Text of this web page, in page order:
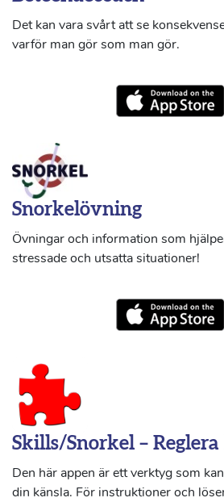
Det kan vara svårt att se
varför man gör som man gör.
Snorkelövning
Övningar och information som
stressade och utsatta situationer!
Skills/Snorkel –
Den här appen är ett verktyg som
din känsla. För instruktioner och